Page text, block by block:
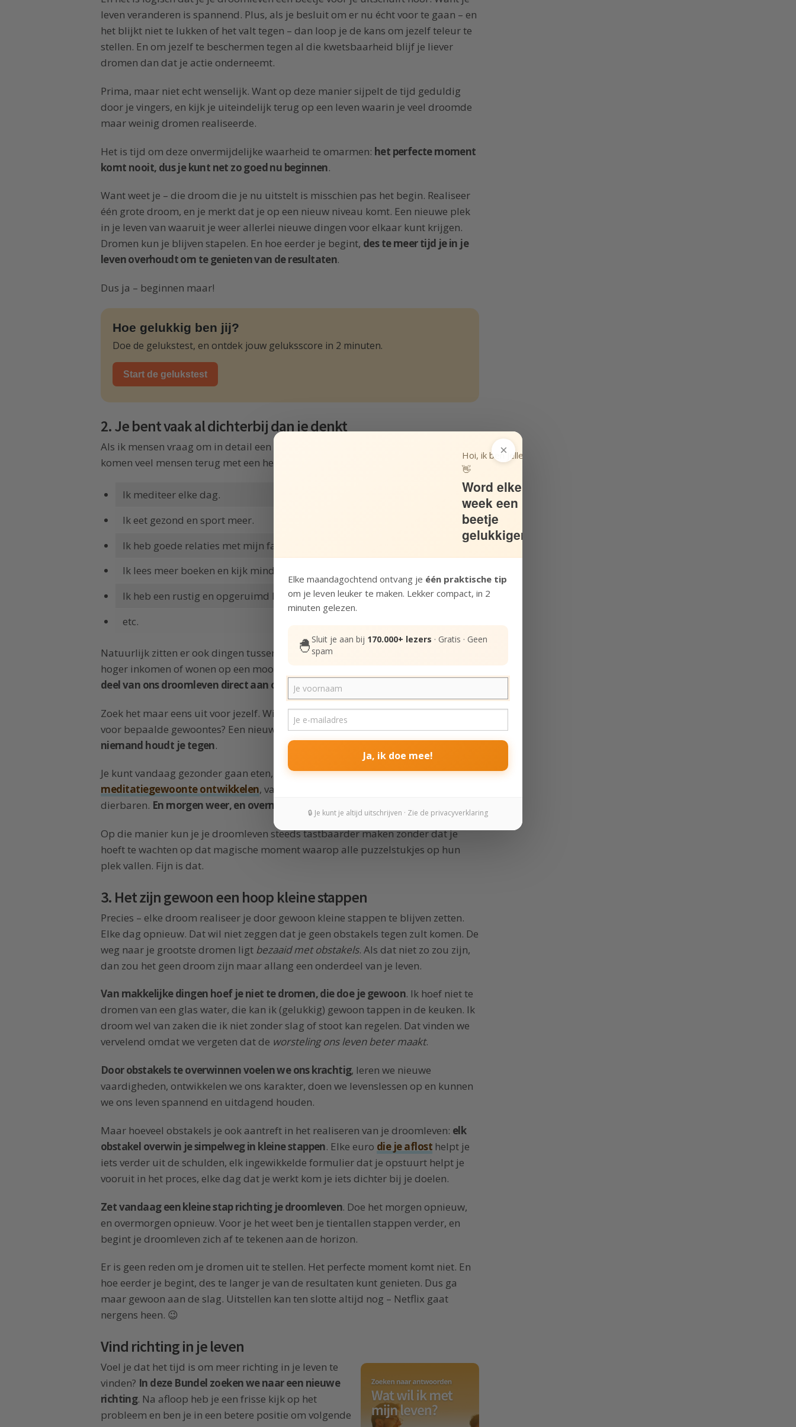
leven veranderen is spannend. Plus, als je besluit om er nu écht voor te gaan – en
het blijkt niet te lukken of het valt tegen – dan loop je de kans om jezelf teleur te
stellen. En om jezelf te beschermen tegen al die kwetsbaarheid blijf je liever
dromen dan dat je actie onderneemt.
Prima, maar niet echt wenselijk. Want op deze manier sijpelt de tijd geduldig
door je vingers, en kijk je uiteindelijk terug op een leven waarin je veel droomde
maar weinig dromen realiseerde.
Het is tijd om deze onvermijdelijke waarheid te omarmen: het perfecte moment
komt nooit, dus je kunt net zo goed nu beginnen.
Want weet je – die droom die je nu uitstelt is misschien pas het begin. Realiseer
één grote droom, en je merkt dat je op een nieuw niveau komt. Een nieuwe plek
in je leven van waaruit je weer allerlei nieuwe dingen voor elkaar kunt krijgen.
Dromen kun je blijven stapelen. En hoe eerder je begint, des te meer tijd je in je
leven overhoudt om te genieten van de resultaten.
Dus ja – beginnen maar!
Hoe gelukkig ben jij?
Doe de gelukstest, en ontdek jouw geluksscore in 2 minuten.
Start de gelukstest
2. Je bent vaak al dichterbij dan je denkt
Als ik mensen vraag om in detail een dag in hun droomleven te omschrijven, dan
komen veel mensen terug met een herkenbare lijst. Keer op keer zie ik dingen als:
Ik mediteer elke dag.
Ik eet gezond en sport meer.
Ik heb goede relaties met mijn familie.
Ik lees meer boeken en kijk minder tv.
Ik heb een rustig en opgeruimd huis.
etc.
Natuurlijk zitten er ook dingen tussen die groter zijn, zoals het verdienen van een
hoger inkomen of wonen op een mooiere plek. Maar het is grappig dat
deel van ons droomleven direct aan ons voeten ligt.
Zoek het maar eens uit voor jezelf. Wil je iets slanker zijn? Iets meer tijd maken
voor bepaalde gewoontes? Een nieuwe taal leren of flink opruimen?Perfect –
niemand houdt je tegen.
Je kunt vandaag gezonder gaan eten, een taalcursus oppakken,je
meditatiegewoonte ontwikkelen, vaker gaan sporten en tijd maken voor je
dierbaren. En morgen weer, en overmorgen weer
Op die manier kun je je droomleven steeds tastbaarder maken zonder dat je
hoeft te wachten op dat magische moment waarop alle puzzelstukjes op hun
plek vallen. Fijn is dat.
3. Het zijn gewoon een hoop kleine stappen
Precies – elke droom realiseer je door gewoon kleine stappen te blijven zetten.
Elke dag opnieuw. Dat wil niet zeggen dat je geen obstakels tegen zult komen. De
weg naar je grootste dromen ligt bezaaid met obstakels. Als dat niet zo zou zijn,
dan zou het geen droom zijn maar allang een onderdeel van je leven.
Van makkelijke dingen hoef je niet te dromen, die doe je gewoon. Ik hoef niet te
dromen van een glas water, die kan ik (gelukkig) gewoon tappen in de keuken. Ik
droom wel van zaken die ik niet zonder slag of stoot kan regelen. Dat vinden we
vervelend omdat we vergeten dat de worsteling ons leven beter maakt.
Door obstakels te overwinnen voelen we ons krachtig, leren we nieuwe
vaardigheden, ontwikkelen we ons karakter, doen we levenslessen op en kunnen
we ons leven spannend en uitdagend houden.
Maar hoeveel obstakels je ook aantreft in het realiseren van je droomleven: elk
obstakel overwin je simpelweg in kleine stappen. Elke euro die je aflost helpt je
iets verder uit de schulden, elk ingewikkelde formulier dat je opstuurt helpt je
vooruit in het proces, elke dag dat je werkt kom je iets dichter bij je doelen.
Zet vandaag een kleine stap richting je droomleven. Doe het morgen opnieuw,
en overmorgen opnieuw. Voor je het weet ben je tientallen stappen verder, en
begint je droomleven zich af te tekenen aan de horizon.
Er is geen reden om je dromen uit te stellen. Het perfecte moment komt niet. En
hoe eerder je begint, des te langer je van de resultaten kunt genieten. Dus ga
maar gewoon aan de slag. Uitstellen kan ten slotte altijd nog – Netflix gaat
nergens heen. 😉
Vind richting in je leven
Voel je dat het tijd is om meer richting in je leven te
vinden? In deze Bundel zoeken we naar een nieuwe
richting. Na afloop heb je een frisse kijk op het
probleem en ben je in een betere positie om volgende
×
Hoi, ik ben Jelle!
👋
Word elke
week een
beetje
gelukkiger
Elke maandagochtend ontvang je één praktische tip
om je leven leuker te maken. Lekker compact, in 2
minuten gelezen.
🐣 Sluit je aan bij 170.000+ lezers · Gratis · Geen
spam
Ja, ik doe mee!
🔒 Je kunt je altijd uitschrijven · Zie de privacyverklaring